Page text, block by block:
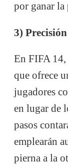
por ganar la
3)
En FIFA 14,
que ofrece
jugadores
en lugar de
pasos
emplearán
pierna a la